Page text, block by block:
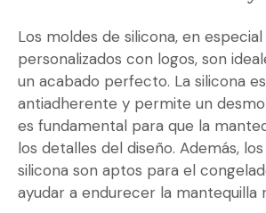
Los moldes de silicona, en
personalizados con logos, son
un acabado perfecto. La silicona
antiadherente y permite un
es fundamental para que la
los detalles del diseño. Además,
silicona son aptos para el
ayudar a endurecer la mantequilla